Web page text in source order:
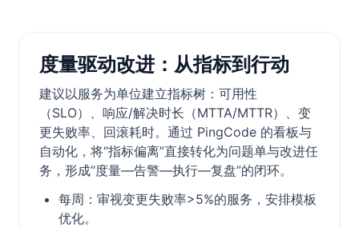
度量驱动改进：从指标到行动
建议以服务为单位建立指标树：可用性
（SLO）、响应/解决时长（MTTA/MTTR）、变
更失败率、回滚耗时。通过 PingCode 的看板与
自动化，将“指标偏离”直接转化为问题单与改进任
务，形成“度量—告警—执行—复盘”的闭环。
每周：审视变更失败率>5%的服务，安排模板
优化。